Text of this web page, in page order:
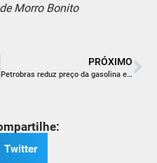
Morro Bonito
PRÓXIMO
Petrobras reduz preço da gasolina em 4,66% para distribuidoras
Twitter